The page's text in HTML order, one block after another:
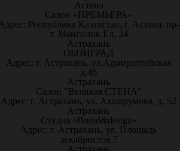
Астана
Салон «ПРЕМЬЕРА»
Республика Казахстан, г. Астана, пр-
т. Мангилик Ел, 24
Астрахань
ОБОИГРАД
Адрес: г. Астрахань, ул.Адмиралтейская
д.46
Астрахань
Салон "Великая СТЕНА"
Адрес: г. Астрахань, ул. Ахшарумова, д. 52
Астрахань
Студия «Brend&design»
Адрес: г. Астрахань, ул. Площадь
декабристов 7
Астрахань